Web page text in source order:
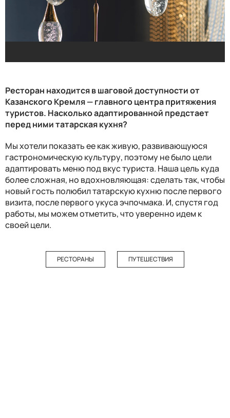
Ресторан находится в шаговой доступности от
Казанского Кремля — главного центра притяжения
туристов. Насколько адаптированной предстает
перед ними татарская кухня?
Мы хотели показать ее как живую, развивающуюся
гастрономическую культуру, поэтому не было цели
адаптировать меню под вкус туриста. Наша цель куда
более сложная, но вдохновляющая: сделать так, чтобы
новый гость полюбил татарскую кухню после первого
визита, после первого укуса эчпочмака. И, спустя год
работы, мы можем отметить, что уверенно идем к
своей цели.
РЕСТОРАНЫ ПУТЕШЕСТВИЯ